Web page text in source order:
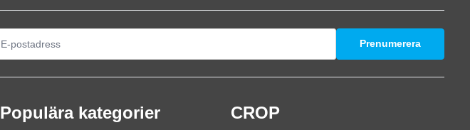
Prenumerera
Populära kategorier CROP